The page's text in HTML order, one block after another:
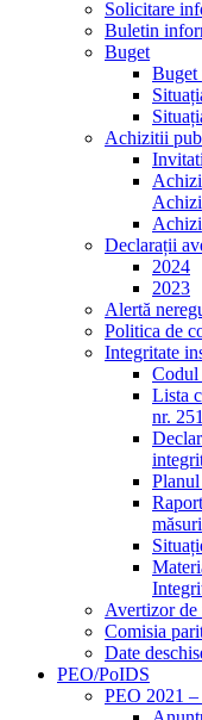
Solicitare
Buletin
Buget
Buget
Achizitii
Declarații
2024
2023
Alertă
Politica de
Integritate
Codul
Lista
nr.
Avertizor de
Comisia
Date
PEO/PoIDS
PEO 2021